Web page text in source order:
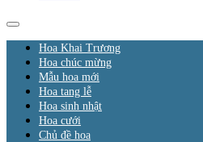
Hoa Khai Trương
Hoa chúc mừng
Mẫu hoa mới
Hoa tang lễ
Hoa sinh nhật
Hoa cưới
Chủ đề hoa